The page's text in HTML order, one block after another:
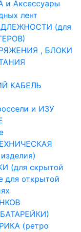
Аксессуары
лент
(для
, БЛОКИ
КАБЕЛЬ
и ИЗУ
(для скрытой
для открытой
(ретро